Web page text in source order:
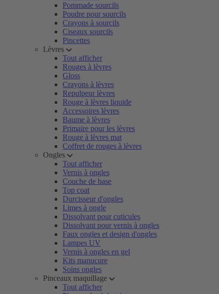
Pommade sourcils
Poudre pour sourcils
Crayons à sourcils
Ciseaux sourcils
Pincettes
Lèvres
Tout afficher
Rouges à lèvres
Gloss
Crayons à lèvres
Repulpeur lèvres
Rouge à lèvres liquide
Accessoires lèvres
Baume à lèvres
Primaire pour les lèvres
Rouge à lèvres mat
Coffret de rouges à lèvres
Ongles
Tout afficher
Vernis à ongles
Couche de base
Top coat
Durcisseur d'ongles
Limes à ongle
Dissolvant pour cuticules
Dissolvant pour vernis à ongles
Faux ongles et design d'ongles
Lampes UV
Vernis à ongles en gel
Kits manucure
Soins ongles
Pinceaux maquillage
Tout afficher